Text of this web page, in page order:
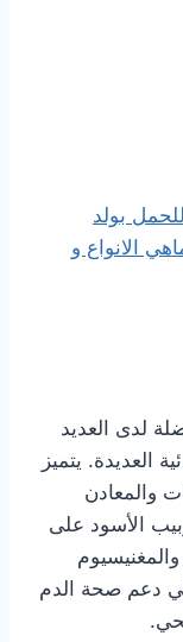
بولد
الانواع و
لدى العديد
العديدة. يتميز
والمعادن
الأسود على
دعم صحة الدم